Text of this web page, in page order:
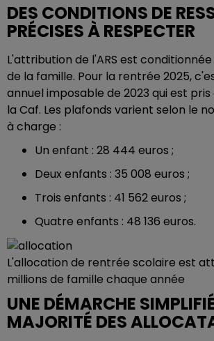
DES CONDITIONS DE
PRÉCISES À RESPECTER
L'attribution de l'ARS est
de la famille. Pour la rentrée 2025,
annuel imposable de 2023 qui est
la Caf. Les plafonds varient selon le
à charge :
Un enfant : 28 444 euros ;
Deux enfants : 35 008 euros ;
Trois enfants : 41 562 euros ;
Quatre enfants : 48 136 euros.
L'allocation de rentrée scolaire est
millions de famille chaque année
UNE DÉMARCHE
MAJORITÉ DES